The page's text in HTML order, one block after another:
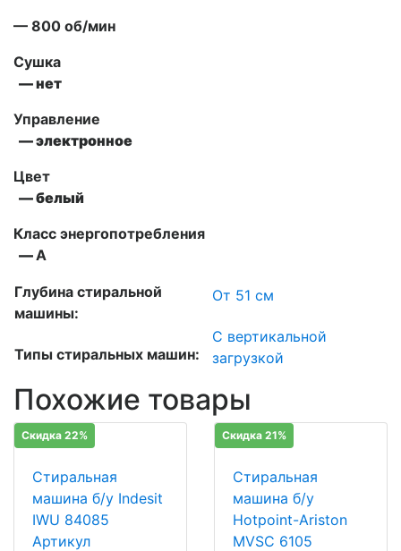
— 800 об/мин
Сушка
— нет
Управление
— электронное
Цвет
— белый
Класс энергопотребления
—А
Глубина стиральной
машины:
От 51 см
Типы стиральных машин:
С вертикальной
загрузкой
Похожие товары
Скидка 22%
Стиральная
машина б/у Indesit
IWU 84085
Артикул
Скидка 21%
Стиральная
машина б/у
Hotpoint-Ariston
MVSC 6105